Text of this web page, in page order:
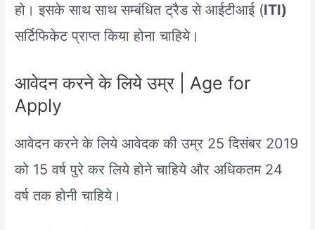
हो। इसके साथ साथ सम्बंधित ट्रैड से आईटीआई (ITI)
सर्टिफिकेट प्राप्त किया होना चाहिये।
आवेदन करने के लिये उम्र | Age for
Apply
आवेदन करने के लिये आवेदक की उम्र 25 दिसंबर 2019
को 15 वर्ष पुरे कर लिये होने चाहिये और अधिकतम 24
वर्ष तक होनी चाहिये।